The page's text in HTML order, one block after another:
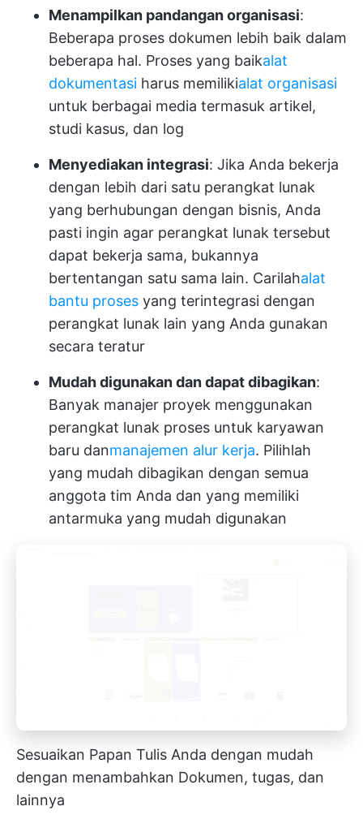
Menampilkan pandangan organisasi:
Beberapa proses dokumen lebih baik dalam
beberapa hal. Proses yang baikalat
dokumentasi harus memilikialat organisasi
untuk berbagai media termasuk artikel,
studi kasus, dan log
Menyediakan integrasi: Jika Anda bekerja
dengan lebih dari satu perangkat lunak
yang berhubungan dengan bisnis, Anda
pasti ingin agar perangkat lunak tersebut
dapat bekerja sama, bukannya
bertentangan satu sama lain. Carilahalat
bantu proses yang terintegrasi dengan
perangkat lunak lain yang Anda gunakan
secara teratur
Mudah digunakan dan dapat dibagikan:
Banyak manajer proyek menggunakan
perangkat lunak proses untuk karyawan
baru danmanajemen alur kerja. Pilihlah
yang mudah dibagikan dengan semua
anggota tim Anda dan yang memiliki
antarmuka yang mudah digunakan
Sesuaikan Papan Tulis Anda dengan mudah
dengan menambahkan Dokumen, tugas, dan
lainnya